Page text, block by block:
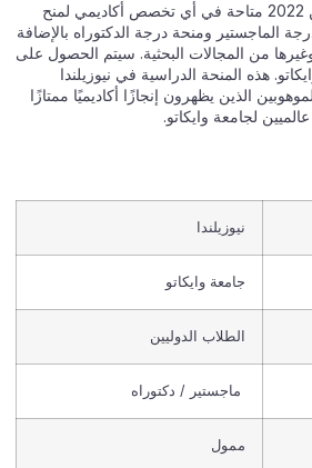
النيوزيلندية للطلاب الدوليين 2022 متاحة في أي تخصص أكاديمي لمنح
الماجستير ومنحة درجة الدكتوراه بالإضافة
من المجالات البحثية. سيتم الحصول على
هذه المنحة الدراسية في نيوزيلندا
الذين يظهرون إنجازًا أكاديميًا ممتازًا
لجامعة وايكاتو.
نيوزيلندا
جامعة وايكاتو
الطلاب الدوليين
ماجستير / دكتوراه
ممول